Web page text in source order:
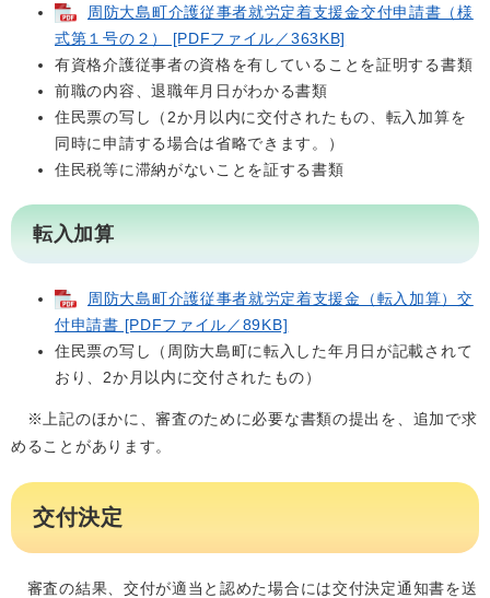
周防大島町介護従事者就労定着支援金交付申請書（様
式第１号の２） [PDFファイル／363KB]
有資格介護従事者の資格を有していることを証明する書類
前職の内容、退職年月日がわかる書類
住民票の写し（2か月以内に交付されたもの、転入加算を
同時に申請する場合は省略できます。）
住民税等に滞納がないことを証する書類
転入加算
周防大島町介護従事者就労定着支援金（転入加算）交
付申請書 [PDFファイル／89KB]
住民票の写し（周防大島町に転入した年月日が記載されて
おり、2か月以内に交付されたもの）
※上記のほかに、審査のために必要な書類の提出を、追加で求
めることがあります。
交付決定
審査の結果、交付が適当と認めた場合には交付決定通知書を送